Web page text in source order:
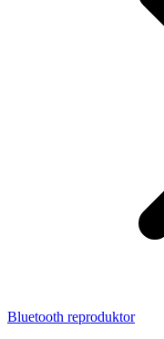
Bluetooth reproduktor